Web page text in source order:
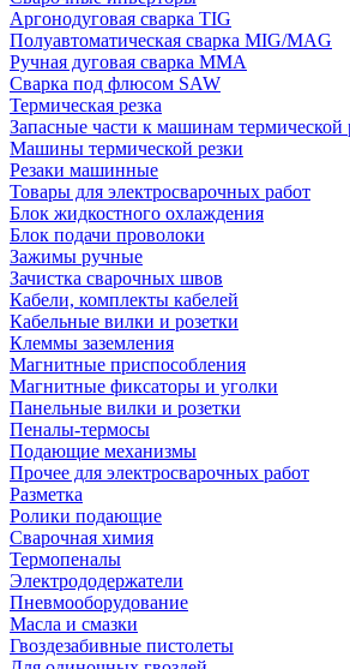
Аргонодуговая сварка TIG
Полуавтоматическая сварка MIG/MAG
Ручная дуговая сварка MMA
Сварка под флюсом SAW
Термическая резка
Запасные части к машинам термической
Машины термической резки
Резаки машинные
Товары для электросварочных работ
Блок жидкостного охлаждения
Блок подачи проволоки
Зажимы ручные
Зачистка сварочных швов
Кабели, комплекты кабелей
Кабельные вилки и розетки
Клеммы заземления
Магнитные приспособления
Магнитные фиксаторы и уголки
Панельные вилки и розетки
Пеналы-термосы
Подающие механизмы
Прочее для электросварочных работ
Разметка
Ролики подающие
Сварочная химия
Термопеналы
Электрододержатели
Пневмооборудование
Масла и смазки
Гвоздезабивные пистолеты